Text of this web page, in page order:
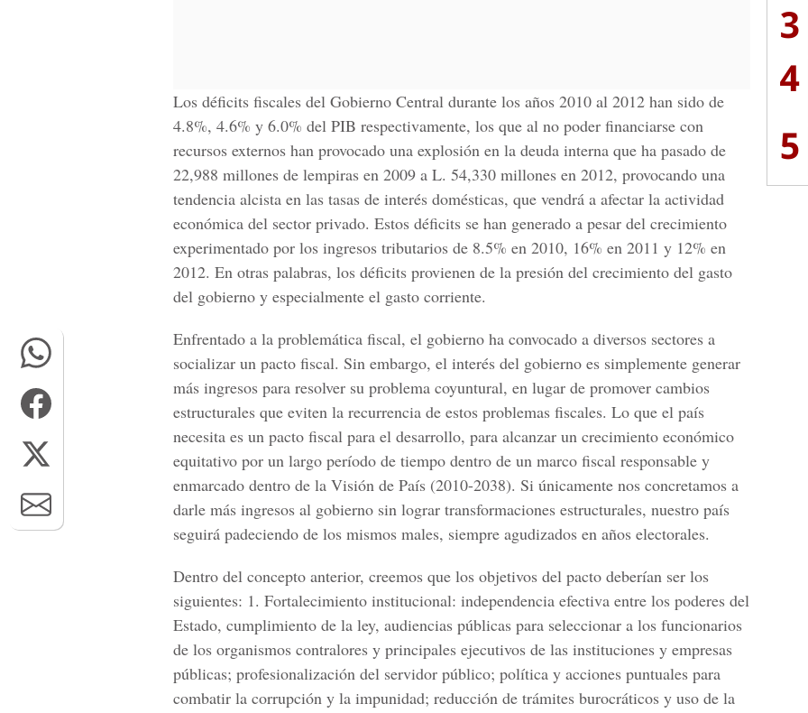
Los déficits fiscales del Gobierno Central durante los años 2010 al 2012 han sido de
4.8%, 4.6% y 6.0% del PIB respectivamente, los que al no poder financiarse con
recursos externos han provocado una explosión en la deuda interna que ha pasado de
22,988 millones de lempiras en 2009 a L. 54,330 millones en 2012, provocando una
tendencia alcista en las tasas de interés domésticas, que vendrá a afectar la actividad
económica del sector privado. Estos déficits se han generado a pesar del crecimiento
experimentado por los ingresos tributarios de 8.5% en 2010, 16% en 2011 y 12% en
2012. En otras palabras, los déficits provienen de la presión del crecimiento del gasto
del gobierno y especialmente el gasto corriente.
Enfrentado a la problemática fiscal, el gobierno ha convocado a diversos sectores a
socializar un pacto fiscal. Sin embargo, el interés del gobierno es simplemente generar
más ingresos para resolver su problema coyuntural, en lugar de promover cambios
estructurales que eviten la recurrencia de estos problemas fiscales. Lo que el país
necesita es un pacto fiscal para el desarrollo, para alcanzar un crecimiento económico
equitativo por un largo período de tiempo dentro de un marco fiscal responsable y
enmarcado dentro de la Visión de País (2010-2038). Si únicamente nos concretamos a
darle más ingresos al gobierno sin lograr transformaciones estructurales, nuestro país
seguirá padeciendo de los mismos males, siempre agudizados en años electorales.
Dentro del concepto anterior, creemos que los objetivos del pacto deberían ser los
siguientes: 1. Fortalecimiento institucional: independencia efectiva entre los poderes del
Estado, cumplimiento de la ley, audiencias públicas para seleccionar a los funcionarios
de los organismos contralores y principales ejecutivos de las instituciones y empresas
públicas; profesionalización del servidor público; política y acciones puntuales para
combatir la corrupción y la impunidad; reducción de trámites burocráticos y uso de la
3
4
5